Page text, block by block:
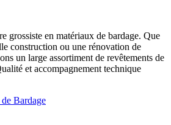
grossiste en matériaux de bardage. Que
construction ou une rénovation de
un large assortiment de revêtements de
et accompagnement technique
Bardage